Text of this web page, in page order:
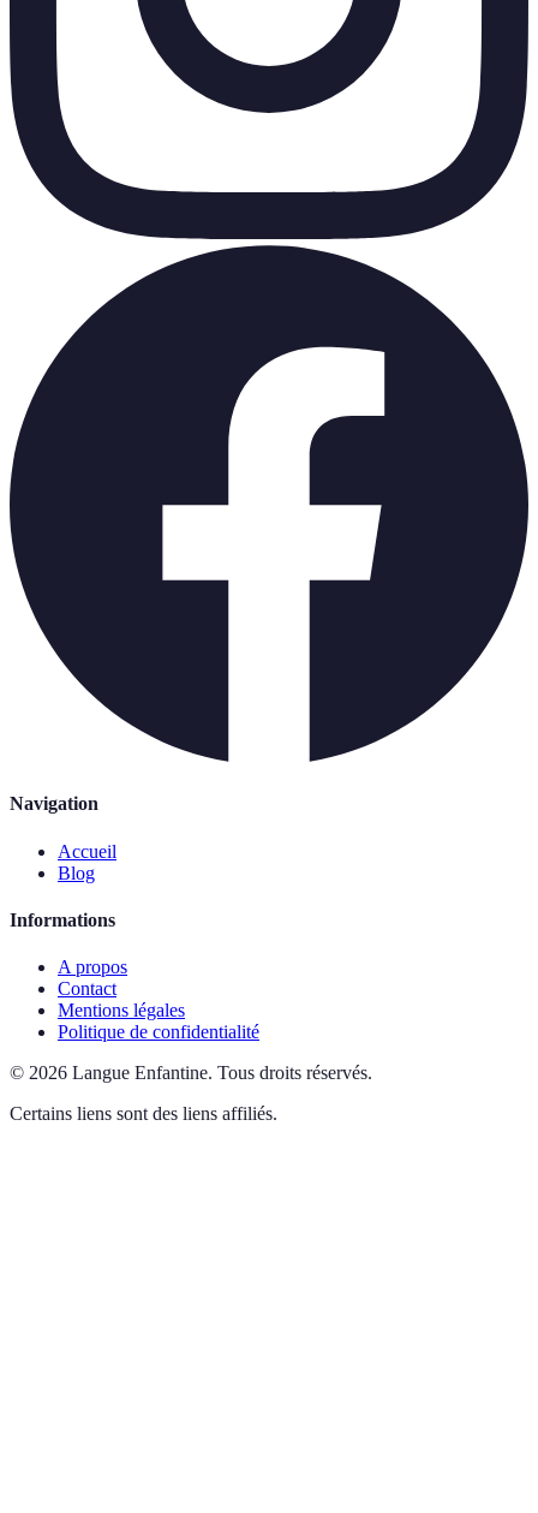
Navigation
Accueil
Blog
Informations
A propos
Contact
Mentions légales
Politique de confidentialité
© 2026 Langue Enfantine. Tous droits réservés.
Certains liens sont des liens affiliés.